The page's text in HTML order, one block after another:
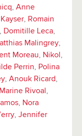
, Anne
, Romain
, Domitille Leca,
Malingrey,
Moreau, Nikol ,
Perrin, Polina
, Anouk Ricard,
Marine Rivoal ,
, Nora
, Jennifer